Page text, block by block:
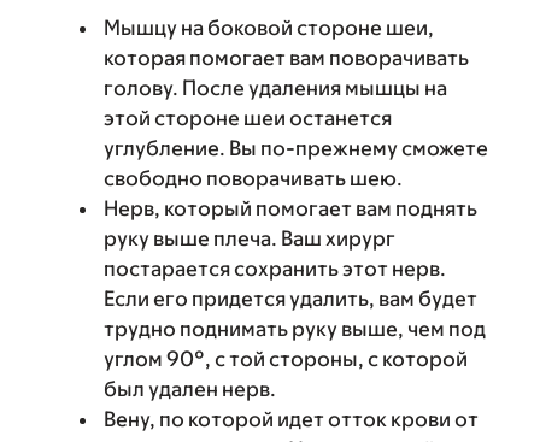
Мышцу на боковой стороне шеи,
которая помогает вам поворачивать
голову. После удаления мышцы на
этой стороне шеи останется
углубление. Вы по-прежнему сможете
свободно поворачивать шею.
Нерв, который помогает вам поднять
руку выше плеча. Ваш хирург
постарается сохранить этот нерв.
Если его придется удалить, вам будет
трудно поднимать руку выше, чем под
углом 90°, с той стороны, с которой
был удален нерв.
Вену, по которой идет отток крови от